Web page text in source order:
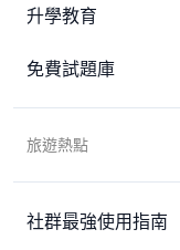
升學教育
免費試題庫
旅遊熱點
社群最強使用指南